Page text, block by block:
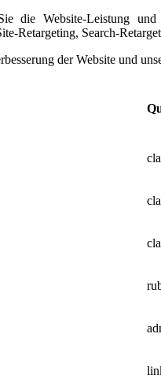
die Website-Leistung und
Retargeting, Search-
der Website und